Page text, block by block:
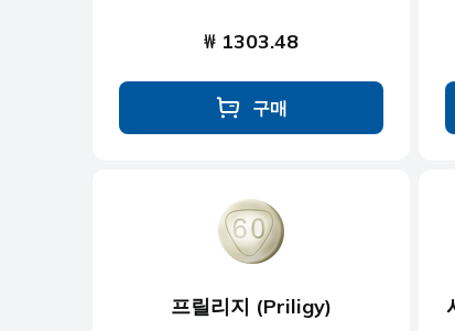
₩ 1303.48
구매
프릴리지 (Priligy)